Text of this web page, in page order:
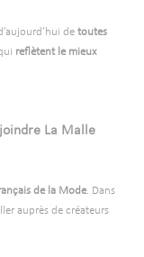
de toutes
reflètent le mieux
La Malle
de la Mode. Dans
auprès de créateurs